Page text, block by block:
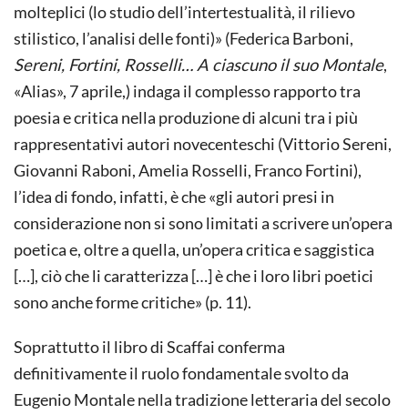
molteplici (lo studio dell’intertestualità, il rilievo
stilistico, l’analisi delle fonti)» (Federica Barboni,
Sereni, Fortini, Rosselli… A ciascuno il suo Montale,
«Alias», 7 aprile,) indaga il complesso rapporto tra
poesia e critica nella produzione di alcuni tra i più
rappresentativi autori novecenteschi (Vittorio Sereni,
Giovanni Raboni, Amelia Rosselli, Franco Fortini),
l’idea di fondo, infatti, è che «gli autori presi in
considerazione non si sono limitati a scrivere un’opera
poetica e, oltre a quella, un’opera critica e saggistica
[…], ciò che li caratterizza […] è che i loro libri poetici
sono anche forme critiche» (p. 11).
Soprattutto il libro di Scaffai conferma
definitivamente il ruolo fondamentale svolto da
Eugenio Montale nella tradizione letteraria del secolo